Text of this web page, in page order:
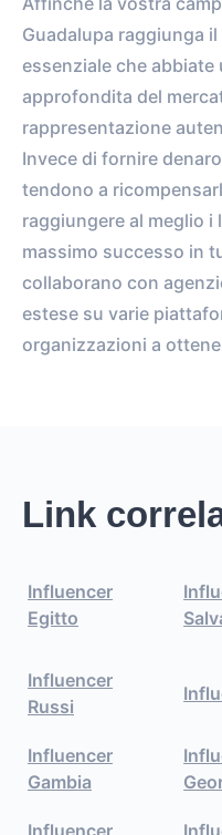
Guadalupa raggiunga
essenziale che abbiate
approfondita del
rappresentazione
Invece di fornire
tendono a
raggiungere al meglio
massimo successo in
collaborano con
estese su varie
organizzazioni a
Link
Influencer
Egitto
Influencer
Russi
Influencer
Gambia
Influencer